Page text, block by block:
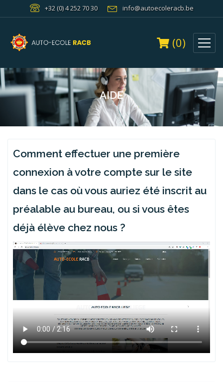
+32 (0) 4 252 70 30 info@autoecoleracb.be
(0)
AIDE
Comment effectuer une première
connexion à votre compte sur le site
dans le cas où vous auriez été inscrit au
préalable au bureau, ou si vous êtes
déjà élève chez nous ?